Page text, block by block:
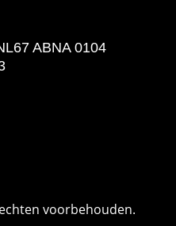
ABNA 0104
voorbehouden.